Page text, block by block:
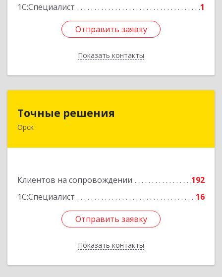
1С:Специалист
1
Отправить заявку
Показать контакты
Отправить заявку
Назад
Точные решения
Орск
Клиентов на сопровождении
192
1С:Специалист
16
Отправить заявку
Показать контакты
Подробнее
Отправить заявку
Назад